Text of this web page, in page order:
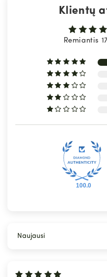
Klientų
Remiantis
100.0
Sort by